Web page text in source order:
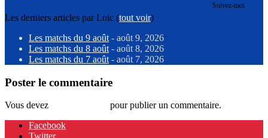
Suivez-moi
Les derniers articles par Loic (tout voir)
Les matchs du 9 août - août 9, 2026
Les matchs du 8 août - août 8, 2026
Les matchs du 7 août - août 7, 2026
Poster le commentaire
Vous devez
pour publier un commentaire.
Facebook